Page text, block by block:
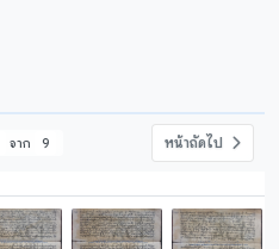
จาก 9 หน้าถัดไป